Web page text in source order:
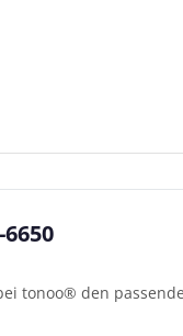
tonoo® den